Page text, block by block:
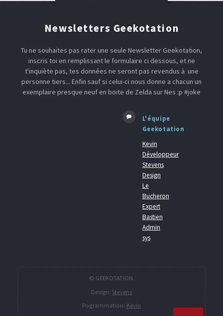
Newsletters Geekotation
Tu ne souhaites pas rater une seule Newsletter Geekotation,
inscris toi en remplissant le formulaire ci dessous, et ne
t'inquiète pas, tes données ne seront pas revendus à une
personne tiers... Enfin sauf si celui-ci nous donne a chacun un
exemplaire presque neuf en boite de Zelda sur Nes :p #joke
L'équipe
Geekotation
Kevin
Développeur
Stevens
Design
Le
Bucheron
Expert
Bastien
Admin
sys
© GEEKOTATION.
Design: Stevens
Pogrammation: Kevin